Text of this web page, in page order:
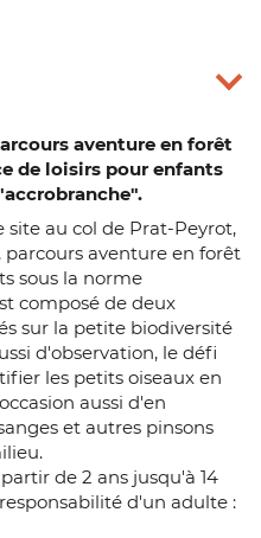
aventure en forêt
de loisirs pour enfants
site au col de Prat-Peyrot,
aventure en forêt
sous la norme
composé de deux
sur la petite biodiversité
d'observation, le défi
les petits oiseaux en
aussi d'en
et autres pinsons
de 2 ans jusqu'à 14
d'un adulte :